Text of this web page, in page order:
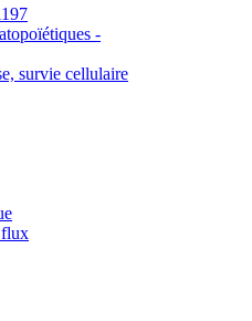
-
survie cellulaire
flux